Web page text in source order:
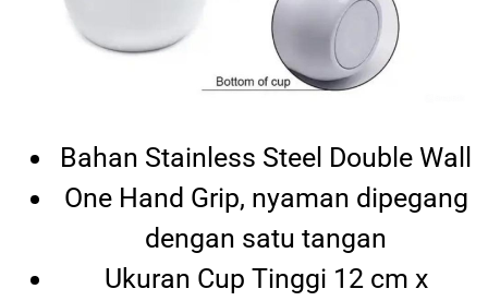
Bahan Stainless Steel Double Wall
One Hand Grip, nyaman dipegang
dengan satu tangan
Ukuran Cup Tinggi 12 cm x